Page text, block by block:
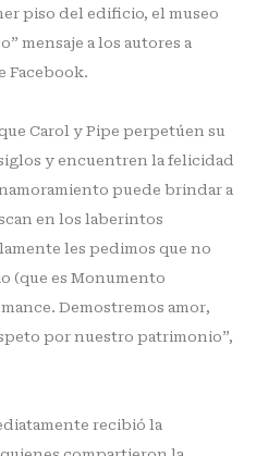
piso del edificio, el museo
mensaje a los autores a
Facebook.
Carol y Pipe perpetúen su
y encuentren la felicidad
puede brindar a
en los laberintos
les pedimos que no
(que es Monumento
Demostremos amor,
por nuestro patrimonio”,
recibió la